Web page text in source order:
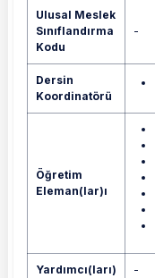
Ulusal Meslek
Sınıflandırma
Kodu
-
Dersin
Koordinatörü
Öğretim
Eleman(lar)ı
Yardımcı(ları) -